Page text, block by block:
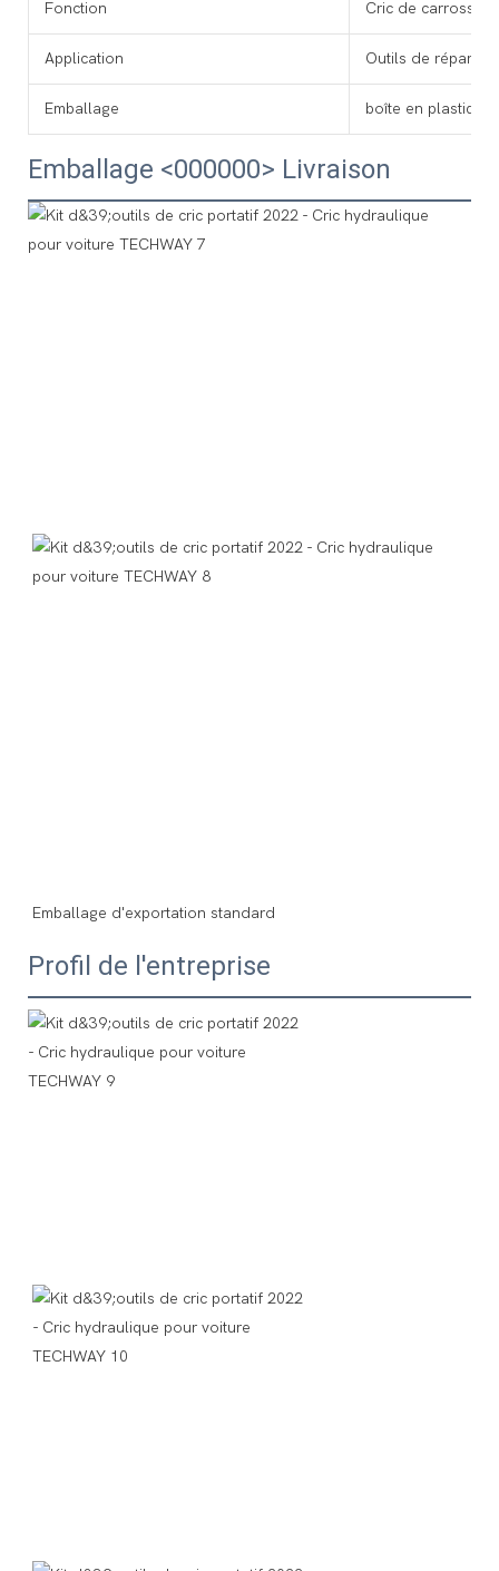
Fonction Cric de
Application Outils de
Emballage boîte en plastique
Emballage <000000> Livraison
Profil de l'entreprise